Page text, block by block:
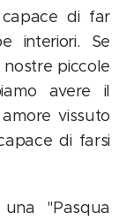
di far
interiori. Se
piccole
avere il
vissuto
di farsi
"Pasqua